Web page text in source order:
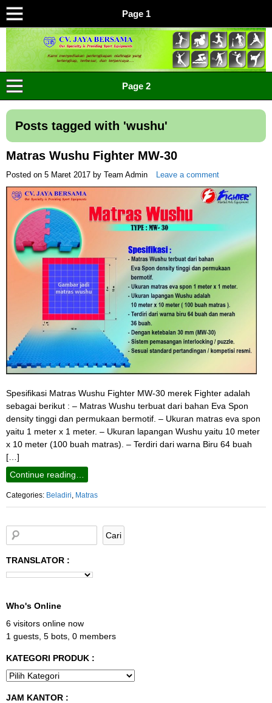
Page 1
CV JAYA BERSAMA Co Id
Menyediakan Semua Perlengkapan Olahraga Yang
Page 2
Posts tagged with 'wushu'
Matras Wushu Fighter MW-30
Posted on 5 Maret 2017 by Team Admin Leave a comment
Spesifikasi Matras Wushu Fighter MW-30 merek Fighter adalah
sebagai berikut : – Matras Wushu terbuat dari bahan Eva Spon
density tinggi dan permukaan bermotif. – Ukuran matras eva spon
yaitu 1 meter x 1 meter. – Ukuran lapangan Wushu yaitu 10 meter
x 10 meter (100 buah matras). – Terdiri dari warna Biru 64 buah
[…]
Continue reading…
Categories: Beladiri Matras
TRANSLATOR :
Who's Online
6 visitors online now
1 guests, 5 bots, 0 members
KATEGORI PRODUK :
JAM KANTOR :